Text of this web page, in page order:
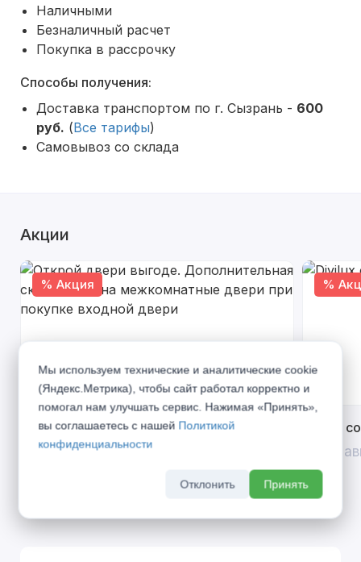
Наличными
Безналичный расчет
Покупка в рассрочку
Способы получения:
Доставка транспортом по г. Сызрань - 600
руб. (Все тарифы)
Самовывоз со склада
Акции
% Акция
Открой двери выгоде. Дополнительная
скидка 10% на межкомнатные двери при
%
Divilux
До 31
Мы используем технические и аналитические cookie
(Яндекс.Метрика), чтобы сайт работал корректно и
помогал нам улучшать сервис. Нажимая «Принять»,
вы соглашаетесь с нашей Политикой
конфиденциальности
Отклонить Принять